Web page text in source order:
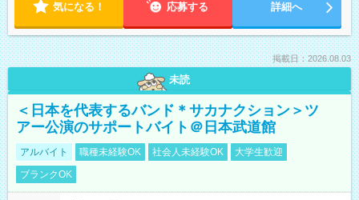
気になる！ 応募する 詳細へ
掲載日：2026.08.03
未読
＜日本を代表するバンド＊サカナクション＞ツ
アー公演のサポートバイト＠日本武道館
アルバイト 職種未経験OK 社会人未経験OK
大学生歓迎
ブランクOK